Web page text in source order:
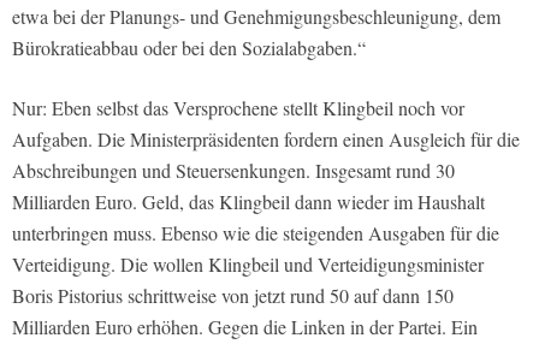
etwa bei der Planungs- und Genehmigungsbeschleunigung, dem
Bürokratieabbau oder bei den Sozialabgaben.“
Nur: Eben selbst das Versprochene stellt Klingbeil noch vor
Aufgaben. Die Ministerpräsidenten fordern einen Ausgleich für die
Abschreibungen und Steuersenkungen. Insgesamt rund 30
Milliarden Euro. Geld, das Klingbeil dann wieder im Haushalt
unterbringen muss. Ebenso wie die steigenden Ausgaben für die
Verteidigung. Die wollen Klingbeil und Verteidigungsminister
Boris Pistorius schrittweise von jetzt rund 50 auf dann 150
Milliarden Euro erhöhen. Gegen die Linken in der Partei. Ein